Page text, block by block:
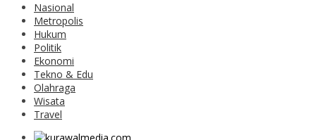
Nasional
Metropolis
Hukum
Politik
Ekonomi
Tekno & Edu
Olahraga
Wisata
Travel